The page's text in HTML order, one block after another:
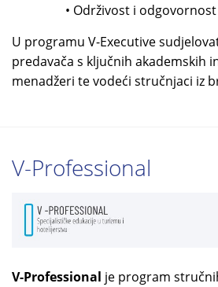
• Održivost i odgovornost
U programu V-Executive
predavača s ključnih akademskih
menadžeri te vodeći stručnjaci iz
V-Professional
V-Professional je program